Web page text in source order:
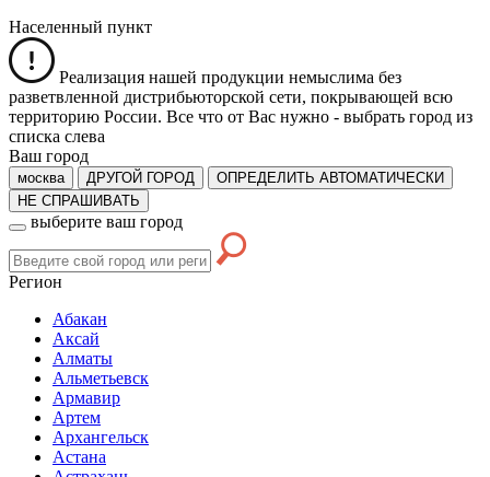
Населенный пункт
Реализация нашей продукции немыслима без
разветвленной дистрибьюторской сети, покрывающей всю
территорию России. Все что от Вас нужно - выбрать город из
списка слева
Ваш город
москва ДРУГОЙ ГОРОД
ОПРЕДЕЛИТЬ АВТОМАТИЧЕСКИ
НЕ СПРАШИВАТЬ
выберите ваш город
Регион
Абакан
Аксай
Алматы
Альметьевск
Армавир
Артем
Архангельск
Астана